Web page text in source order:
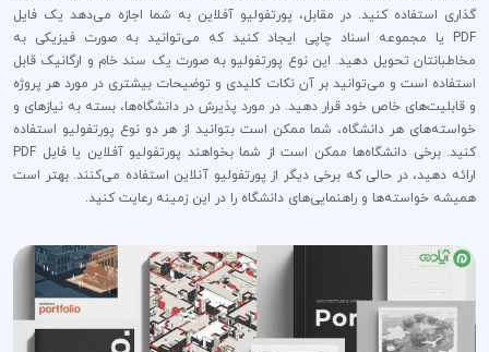
گذاری استفاده کنید. در مقابل، پورتفولیو آفلاین به شما اجازه می‌دهد یک فایل
PDF یا مجموعه اسناد چاپی ایجاد کنید که می‌توانید به صورت فیزیکی به
مخاطبانتان تحویل دهید. این نوع پورتفولیو به صورت یک سند خام و ارگانیک قابل
استفاده است و می‌توانید بر آن نکات کلیدی و توضیحات بیشتری در مورد هر پروژه
و قابلیت‌های خاص خود قرار دهید. در مورد پذیرش در دانشگاه‌ها، بسته به نیازهای و
خواسته‌های هر دانشگاه، شما ممکن است بتوانید از هر دو نوع پورتفولیو استفاده
کنید. برخی دانشگاه‌ها ممکن است از شما بخواهند پورتفولیو آفلاین یا فایل PDF
ارائه دهید، در حالی که برخی دیگر از پورتفولیو آنلاین استفاده می‌کنند. بهتر است
همیشه خواسته‌ها و راهنمایی‌های دانشگاه را در این زمینه رعایت کنید.